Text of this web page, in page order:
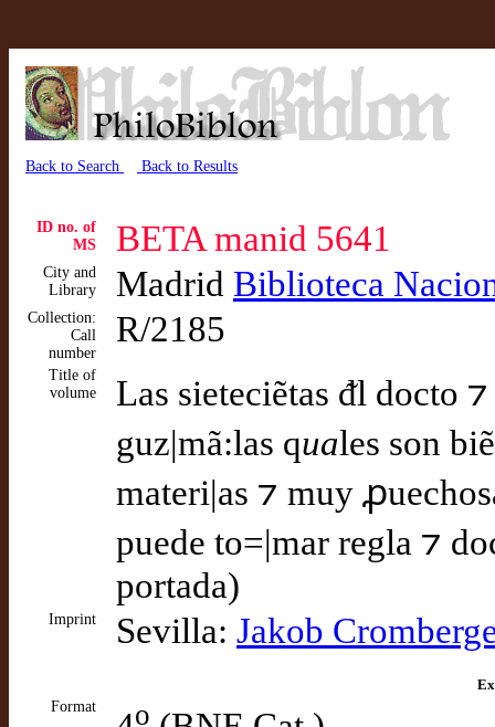
Back to Search Back to Results
ID no. of
MS
BETA manid 5641
City and
Library
Madrid Biblioteca
Collection:
Call
number
R/2185
Title of
volume
Las sieteciẽtas ᵭl docto
guz|mã:las quales son
materi|as ⁊ muy
puede to=|mar regla ⁊
portada)
Imprint Sevilla: Jakob
Format
o